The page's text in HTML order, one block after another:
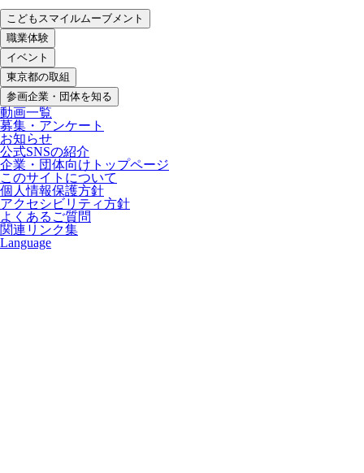
こどもスマイルムーブメント
職業体験
イベント
東京都の取組
参画企業・団体を知る
動画一覧
募集・アンケート
お知らせ
公式SNSの紹介
企業・団体向けトップページ
このサイトについて
個人情報保護方針
アクセシビリティ方針
よくあるご質問
関連リンク集
Language